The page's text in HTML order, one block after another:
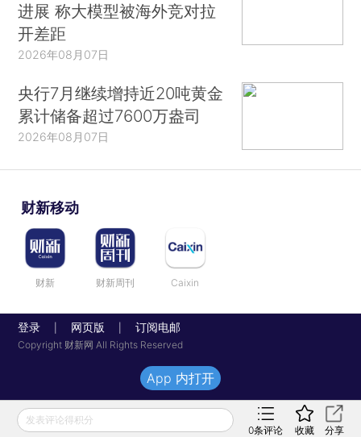
进展 称大模型被海外竞对拉
开差距
2026年08月07日
央行7月继续增持近20吨黄金
累计储备超过7600万盎司
2026年08月07日
财新移动
财新 财新周刊 Caixin
登录 网页版 订阅电邮
Copyright 财新网 All Rights Reserved
发表评论得积分
0条评论 收藏 分享
App 内打开